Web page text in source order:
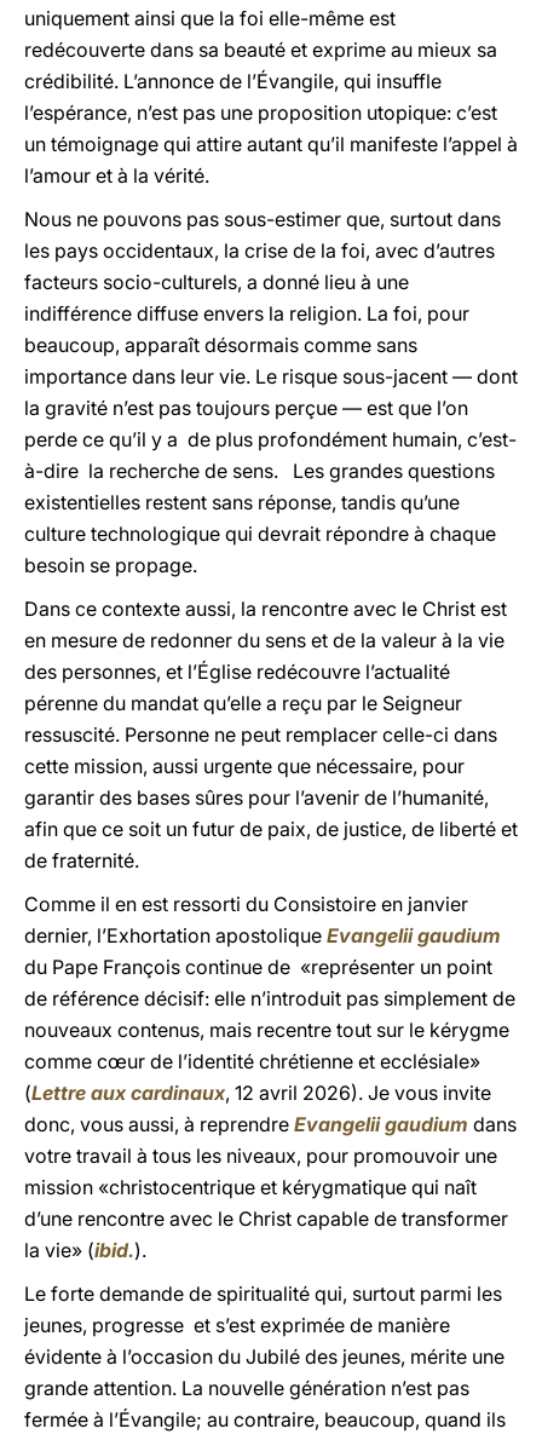
uniquement ainsi que la foi elle-même est
redécouverte dans sa beauté et exprime au mieux sa
crédibilité. L’annonce de l’Évangile, qui insuffle
l’espérance, n’est pas une proposition utopique: c’est
un témoignage qui attire autant qu’il manifeste l’appel à
l’amour et à la vérité.
Nous ne pouvons pas sous-estimer que, surtout dans
les pays occidentaux, la crise de la foi, avec d’autres
facteurs socio-culturels, a donné lieu à une
indifférence diffuse envers la religion. La foi, pour
beaucoup, apparaît désormais comme sans
importance dans leur vie. Le risque sous-jacent — dont
la gravité n’est pas toujours perçue — est que l’on
perde ce qu’il y a de plus profondément humain, c’est-
à-dire la recherche de sens. Les grandes questions
existentielles restent sans réponse, tandis qu’une
culture technologique qui devrait répondre à chaque
besoin se propage.
Dans ce contexte aussi, la rencontre avec le Christ est
en mesure de redonner du sens et de la valeur à la vie
des personnes, et l’Église redécouvre l’actualité
pérenne du mandat qu’elle a reçu par le Seigneur
ressuscité. Personne ne peut remplacer celle-ci dans
cette mission, aussi urgente que nécessaire, pour
garantir des bases sûres pour l’avenir de l’humanité,
afin que ce soit un futur de paix, de justice, de liberté et
de fraternité.
Comme il en est ressorti du Consistoire en janvier
dernier, l’Exhortation apostolique Evangelii gaudium
du Pape François continue de «représenter un point
de référence décisif: elle n’introduit pas simplement de
nouveaux contenus, mais recentre tout sur le kérygme
comme cœur de l’identité chrétienne et ecclésiale»
(Lettre aux cardinaux, 12 avril 2026). Je vous invite
donc, vous aussi, à reprendre Evangelii gaudium dans
votre travail à tous les niveaux, pour promouvoir une
mission «christocentrique et kérygmatique qui naît
d’une rencontre avec le Christ capable de transformer
la vie» (ibid.).
Le forte demande de spiritualité qui, surtout parmi les
jeunes, progresse et s’est exprimée de manière
évidente à l’occasion du Jubilé des jeunes, mérite une
grande attention. La nouvelle génération n’est pas
fermée à l’Évangile; au contraire, beaucoup, quand ils